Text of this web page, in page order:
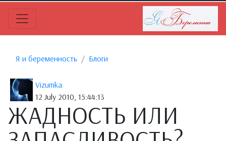
Я и беременность Блоги
Vizumka
12 July 2010, 15:44:13
ЖАДНОСТЬ ИЛИ